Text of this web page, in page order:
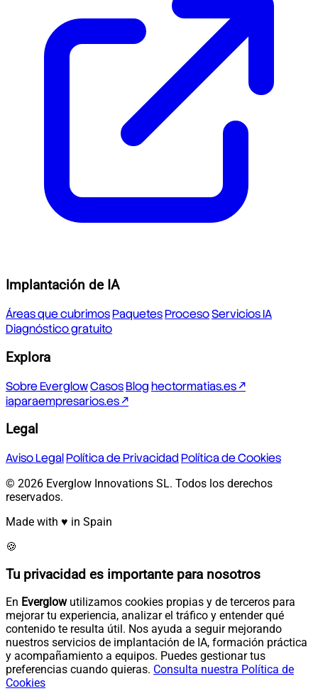
Implantación de IA
Áreas que cubrimosPaquetesProcesoServicios IA
Diagnóstico gratuito
Explora
Sobre EverglowCasosBloghectormatias.es ↗
iaparaempresarios.es ↗
Legal
Aviso LegalPolítica de PrivacidadPolítica de Cookies
© 2026 Everglow Innovations SL. Todos los derechos
reservados.
Made with ♥ in Spain
🍪
Tu privacidad es importante para nosotros
En Everglowutilizamos cookies propias y de terceros para
mejorar tu experiencia, analizar el tráfico y entender qué
contenido te resulta útil. Nos ayuda a seguir mejorando
nuestros servicios de implantación de IA, formación práctica
y acompañamiento a equipos. Puedes gestionar tus
preferencias cuando quieras. Consulta nuestra Política de
Cookies